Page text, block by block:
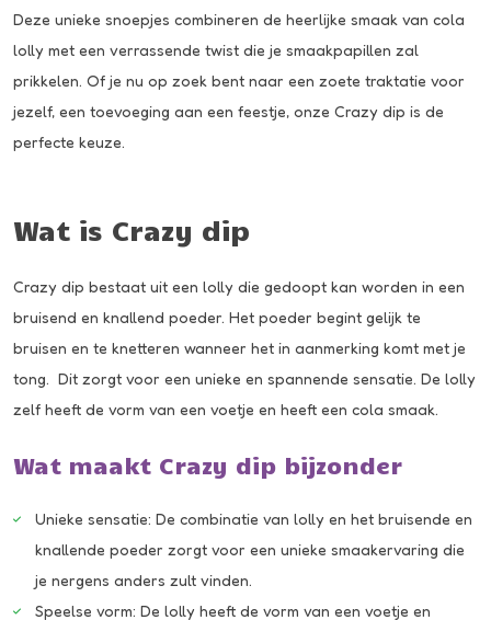
Deze unieke snoepjes combineren de heerlijke smaak van cola
lolly met een verrassende twist die je smaakpapillen zal
prikkelen. Of je nu op zoek bent naar een zoete traktatie voor
jezelf, een toevoeging aan een feestje, onze Crazy dip is de
perfecte keuze.
Wat is Crazy dip
Crazy dip bestaat uit een lolly die gedoopt kan worden in een
bruisend en knallend poeder. Het poeder begint gelijk te
bruisen en te knetteren wanneer het in aanmerking komt met je
tong. Dit zorgt voor een unieke en spannende sensatie. De lolly
zelf heeft de vorm van een voetje en heeft een cola smaak.
Wat maakt Crazy dip bijzonder
Unieke sensatie: De combinatie van lolly en het bruisende en
knallende poeder zorgt voor een unieke smaakervaring die
je nergens anders zult vinden.
Speelse vorm: De lolly heeft de vorm van een voetje en